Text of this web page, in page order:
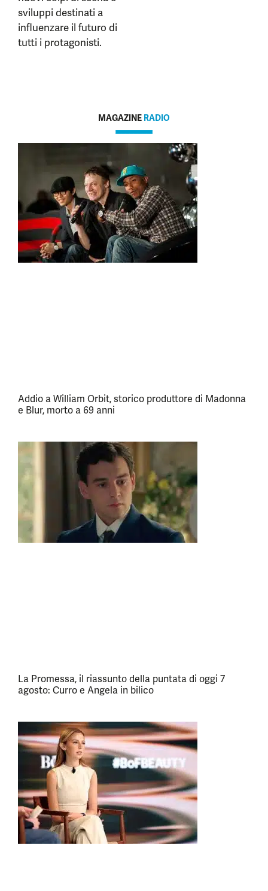
sviluppi destinati a
influenzare il futuro di
tutti i protagonisti.
MAGAZINE RADIO
Addio a William Orbit, storico produttore di Madonna
e Blur, morto a 69 anni
La Promessa, il riassunto della puntata di oggi 7
agosto: Curro e Angela in bilico